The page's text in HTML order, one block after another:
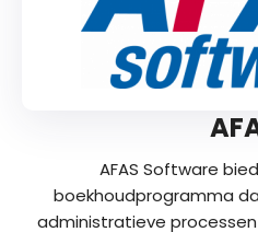
AFAS Software
boekhoudprogramma
administratieve